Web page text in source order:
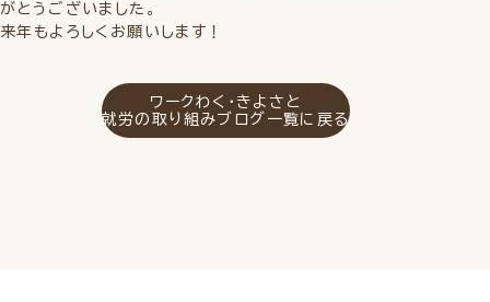
がとうございました。
来年もよろしくお願いします！
ワークわく・きよさと
就労の取り組みブログ一覧に戻る